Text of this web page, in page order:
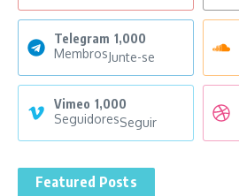
Telegram 1,000
MembrosJunte-se
Vimeo 1,000
SeguidoresSeguir
Featured Posts